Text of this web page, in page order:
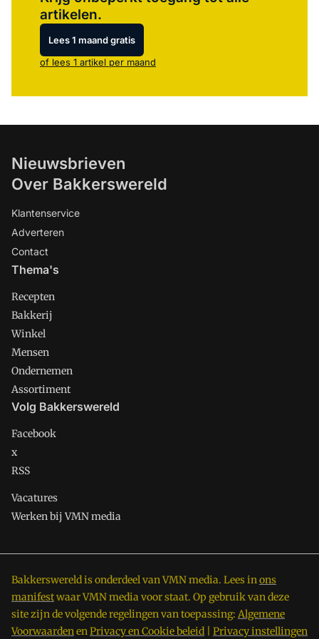
artikelen.
Lees 1 maand gratis
of lees 1 artikel per maand
Nieuwsbrieven
Over Bakkerswereld
Klantenservice
Adverteren
Contact
Thema's
Recepten
Bakkerij
Winkel
Mensen
Ondernemen
Assortiment
Volg Bakkerswereld
Facebook
x
RSS
Vacatures
Werken bij VMN media
Bakkerswereld is onderdeel van VMN media. Lees inons
manifestwaar VMN media voor staat. Op gebruik van deze
site zijn de volgende regelingen van toepassing: Algemene
VoorwaardenenPrivacy en Cookie beleid Privacy instellingen